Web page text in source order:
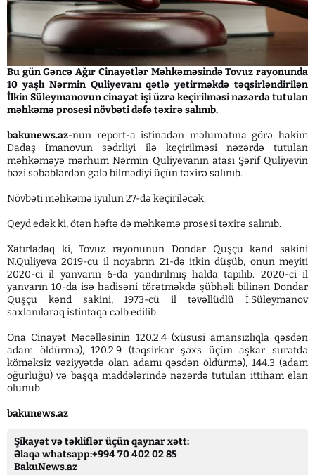
Bu gün Gəncə Ağır Cinayətlər Məhkəməsində Tovuz rayonunda
10 yaşlı Nərmin Quliyevanı qətlə yetirməkdə təqsirləndirilən
İlkin Süleymanovun cinayət işi üzrə keçirilməsi nəzərdə tutulan
məhkəmə prosesi növbəti dəfə təxirə salınıb.
bakunews.az-nun report-a istinadən məlumatına görə hakim
Dadaş İmanovun sədrliyi ilə keçirilməsi nəzərdə tutulan
məhkəməyə mərhum Nərmin Quliyevanın atası Şərif Quliyevin
bəzi səbəblərdən gələ bilmədiyi üçün təxirə salınıb.
Növbəti məhkəmə iyulun 27-də keçiriləcək.
Qeyd edək ki, ötən həftə də məhkəmə prosesi təxirə salınıb.
Xatırladaq ki, Tovuz rayonunun Dondar Quşçu kənd sakini
N.Quliyeva 2019-cu il noyabrın 21-də itkin düşüb, onun meyiti
2020-ci il yanvarın 6-da yandırılmış halda tapılıb. 2020-ci il
yanvarın 10-da isə hadisəni törətməkdə şübhəli bilinən Dondar
Quşçu kənd sakini, 1973-cü il təvəllüdlü İ.Süleymanov
saxlanılaraq istintaqa cəlb edilib.
Ona Cinayət Məcəlləsinin 120.2.4 (xüsusi amansızlıqla qəsdən
adam öldürmə), 120.2.9 (təqsirkar şəxs üçün aşkar surətdə
köməksiz vəziyyətdə olan adamı qəsdən öldürmə), 144.3 (adam
oğurluğu) və başqa maddələrində nəzərdə tutulan ittiham elan
olunub.
bakunews.az
Şikayət və təkliflər üçün qaynar xətt:
Əlaqə whatsapp:+994 70 402 02 85
BakuNews.az